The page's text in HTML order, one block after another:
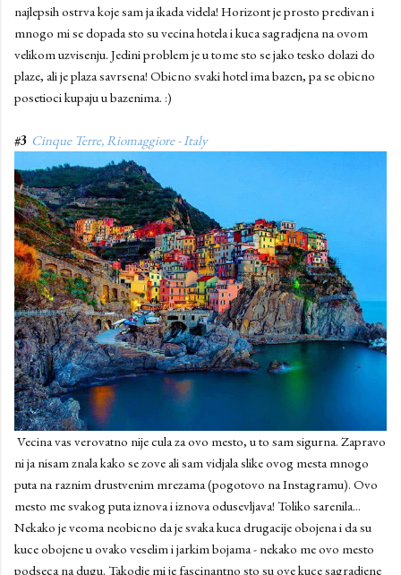
najlepsih ostrva koje sam ja ikada videla! Horizont je prosto predivan i
mnogo mi se dopada sto su vecina hotela i kuca sagradjena na ovom
velikom uzvisenju. Jedini problem je u tome sto se jako tesko dolazi do
plaze, ali je plaza savrsena! Obicno svaki hotel ima bazen, pa se obicno
posetioci kupaju u bazenima. :)
#3 Cinque Terre, Riomaggiore - Italy
Vecina vas verovatno nije cula za ovo mesto, u to sam sigurna. Zapravo
ni ja nisam znala kako se zove ali sam vidjala slike ovog mesta mnogo
puta na raznim drustvenim mrezama (pogotovo na Instagramu). Ovo
mesto me svakog puta iznova i iznova odusevljava! Toliko sarenila...
Nekako je veoma neobicno da je svaka kuca drugacije obojena i da su
kuce obojene u ovako veselim i jarkim bojama - nekako me ovo mesto
podseca na dugu. Takodje mi je fascinantno sto su ove kuce sagradjene